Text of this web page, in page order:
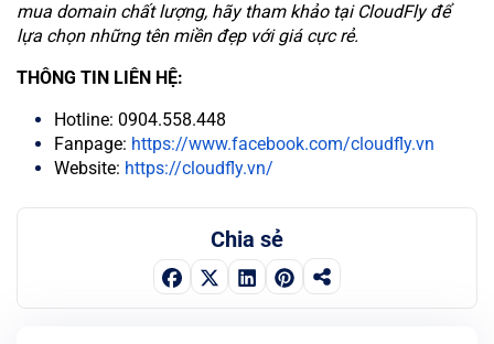
mua domain chất lượng, hãy tham khảo tại CloudFly để
lựa chọn những tên miền đẹp với giá cực rẻ.
THÔNG TIN LIÊN HỆ:
Hotline: 0904.558.448
Fanpage: https://www.facebook.com/cloudfly.vn
Website: https://cloudfly.vn/
Chia sẻ